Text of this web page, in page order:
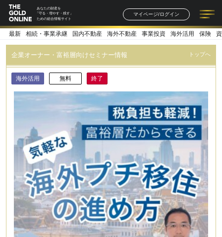
あなたの財産を
「守る・増やす・残す」
ための総合情報サイト
マイページ/ログイン
記事一覧 連載一覧
著者一覧 書籍一覧
最新 相続・事業承継 国内不動産 海外不動産 事業投資 海外活用 保険
企業オーナー・富裕層向けセミナー情報 トップへ
海外活用 無料 終了